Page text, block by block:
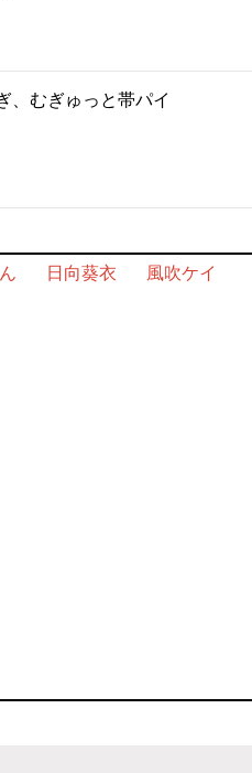
、むぎゅっと帯パイ
日向葵衣
風吹ケイ